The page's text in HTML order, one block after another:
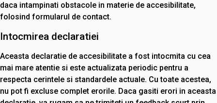
daca intampinati obstacole in materie de accesibilitate,
folosind formularul de contact.
Intocmirea declaratiei
Aceasta declaratie de accesibilitate a fost intocmita cu cea
mai mare atentie si este actualizata periodic pentru a
respecta cerintele si standardele actuale. Cu toate acestea,
nu pot fi excluse complet erorile. Daca gasiti erori in aceasta